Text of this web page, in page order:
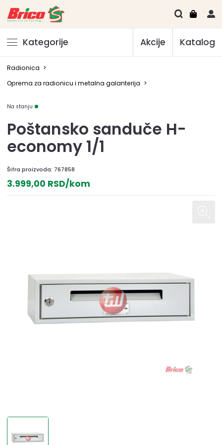
Kategorije Akcije Katalog
Radionica >
Oprema za radionicu i metalna galanterija >
Na stanju
Poštansko sanduče H-
economy 1/1
Šifra proizvoda: 767858
3.999,00 RSD/kom